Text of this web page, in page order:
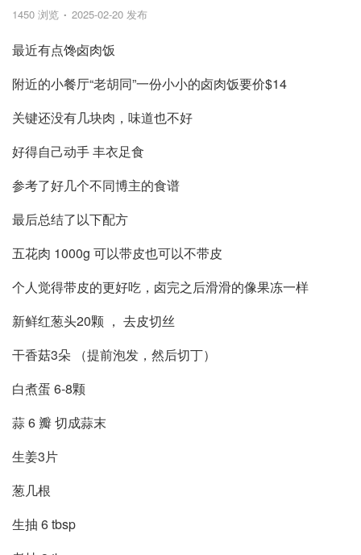
1450 浏览 2025-02-20 发布
最近有点馋卤肉饭
附近的小餐厅“老胡同”一份小小的卤肉饭要价$14
关键还没有几块肉，味道也不好
好得自己动手 丰衣足食
参考了好几个不同博主的食谱
最后总结了以下配方
五花肉 1000g 可以带皮也可以不带皮
个人觉得带皮的更好吃，卤完之后滑滑的像果冻一样
新鲜红葱头20颗 ， 去皮切丝
干香菇3朵 （提前泡发，然后切丁）
白煮蛋 6-8颗
蒜 6 瓣 切成蒜末
生姜3片
葱几根
生抽 6 tbsp